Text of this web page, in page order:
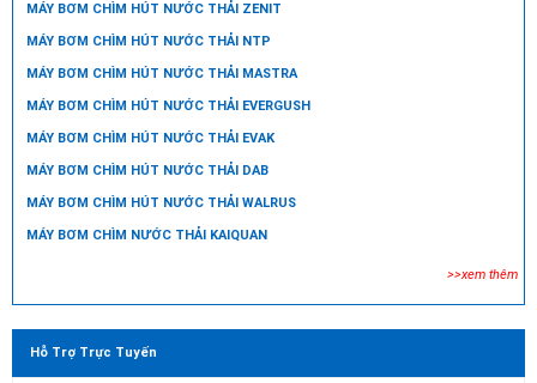
MÁY BƠM CHÌM HÚT NƯỚC THẢI ZENIT
MÁY BƠM CHÌM HÚT NƯỚC THẢI NTP
MÁY BƠM CHÌM HÚT NƯỚC THẢI MASTRA
MÁY BƠM CHÌM HÚT NƯỚC THẢI EVERGUSH
MÁY BƠM CHÌM HÚT NƯỚC THẢI EVAK
MÁY BƠM CHÌM HÚT NƯỚC THẢI DAB
MÁY BƠM CHÌM HÚT NƯỚC THẢI WALRUS
MÁY BƠM CHÌM NƯỚC THẢI KAIQUAN
>>xem thêm
Hỗ Trợ Trực Tuyến